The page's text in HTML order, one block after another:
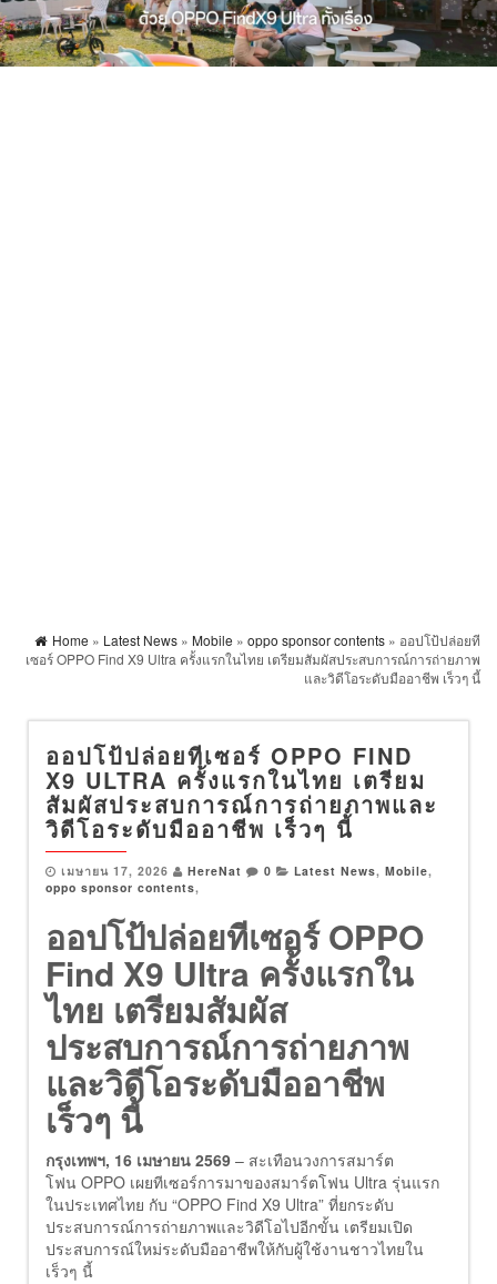
Home » Latest News » Mobile » oppo sponsor contents » ออปโป้ปล่อยที
เซอร์ OPPO Find X9 Ultra ครั้งแรกในไทย เตรียมสัมผัสประสบการณ์การถ่ายภาพ
และวิดีโอระดับมืออาชีพ เร็วๆ นี้
ออปโป้ปล่อยทีเซอร์ OPPO FIND
X9 ULTRA ครั้งแรกในไทย เตรียม
สัมผัสประสบการณ์การถ่ายภาพและ
วิดีโอระดับมืออาชีพ เร็วๆ นี้
เมษายน 17, 2026 HereNat 0 Latest News, Mobile,
oppo sponsor contents,
ออปโป้ปล่อยทีเซอร์ OPPO
Find X9 Ultra ครั้งแรกใน
ไทย เตรียมสัมผัส
ประสบการณ์การถ่ายภาพ
และวิดีโอระดับมืออาชีพ
เร็วๆ นี้
กรุงเทพฯ, 16 เมษายน 2569 – สะเทือนวงการสมาร์ต
โฟน OPPO เผยทีเซอร์การมาของสมาร์ตโฟน Ultra รุ่นแรก
ในประเทศไทย กับ “OPPO Find X9 Ultra” ที่ยกระดับ
ประสบการณ์การถ่ายภาพและวิดีโอไปอีกขั้น เตรียมเปิด
ประสบการณ์ใหม่ระดับมืออาชีพให้กับผู้ใช้งานชาวไทยใน
เร็วๆ นี้